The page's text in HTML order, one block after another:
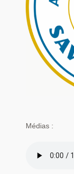
Médias :